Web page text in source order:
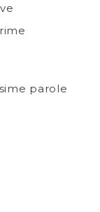
parole